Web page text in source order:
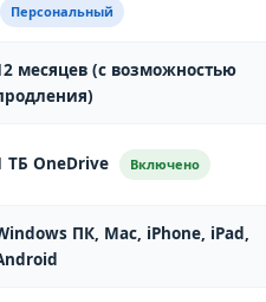
Персональный
месяцев (с возможностью
ТБ OneDrive Включено
ПК, Mac, iPhone, iPad,